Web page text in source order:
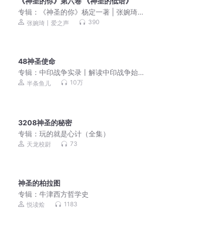
专辑：
《神圣的你》杨定一著 | 张婉琦
（重读）
张婉琦丨爱之声 390
48神圣使命
专辑：中印战争实录丨解读中印战争始
末 半条鱼儿 10万
3208神圣的秘密
专辑：玩的就是心计（全集）
天龙校尉 73
神圣的柏拉图
专辑：牛津西方哲学史
悦读烩 1183